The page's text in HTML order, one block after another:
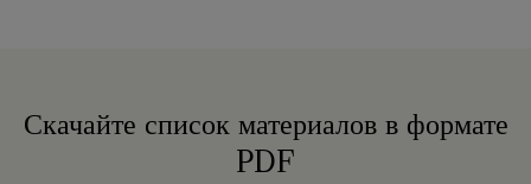
Скачайте список материалов в формате
PDF